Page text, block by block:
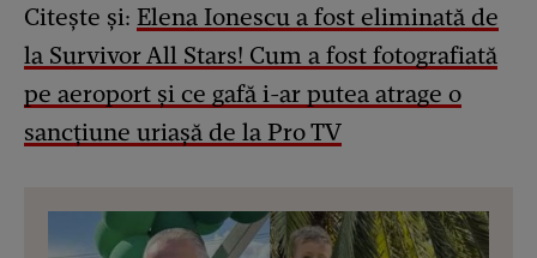
Citește și: Elena Ionescu a fost eliminată de
la Survivor All Stars! Cum a fost fotografiată
pe aeroport și ce gafă i-ar putea atrage o
sancțiune uriașă de la Pro TV